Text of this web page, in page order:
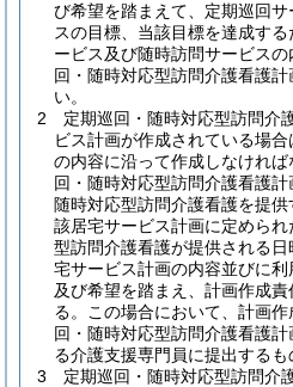
び希望を踏まえて、定期巡回
スの目標、当該目標を達成す
ービス及び随時訪問サービス
回・随時対応型訪問介護看護
い。
2
定期巡回・随時対応型訪問介
ビス計画が作成されている場
の内容に沿って作成しなければ
回・随時対応型訪問介護看護
随時対応型訪問介護看護を提
該居宅サービス計画に定めら
型訪問介護看護が提供される
宅サービス計画の内容並びに
及び希望を踏まえ、計画作成
る。
この場合において、計画
回・随時対応型訪問介護看護
る介護支援専門員に提出するも
3
定期巡回・随時対応型訪問介